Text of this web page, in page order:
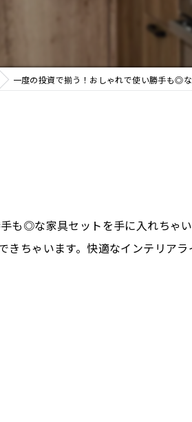
一度の投資で揃う！おしゃれで使い勝手も◎
も◎な家具セットを手に入れちゃ
きちゃいます。快適なインテリア